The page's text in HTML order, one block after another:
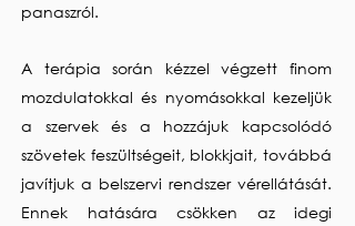
panaszról.
A terápia során kézzel végzett finom
mozdulatokkal és nyomásokkal kezeljük
a szervek és a hozzájuk kapcsolódó
szövetek feszültségeit, blokkjait, továbbá
javítjuk a belszervi rendszer vérellátását.
Ennek hatására csökken az idegi